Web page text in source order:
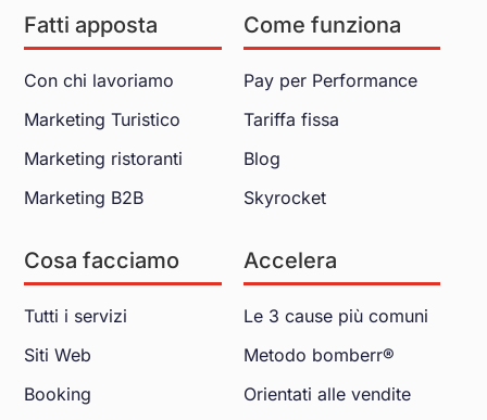
Fatti apposta
Con chi lavoriamo
Marketing Turistico
Marketing ristoranti
Marketing B2B
Come funziona
Pay per Performance
Tariffa fissa
Blog
Skyrocket
Cosa facciamo
Tutti i servizi
Siti Web
Booking
Accelera
Le 3 cause più comuni
Metodo bomberr®
Orientati alle vendite